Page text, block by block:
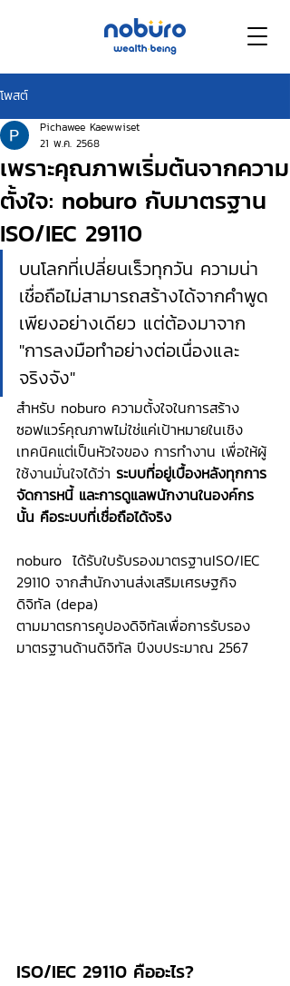
โพสต์
เพราะคุณภาพเริ่มต้นจากความ
ตั้งใจ: noburo กับมาตรฐาน
ISO/IEC 29110
Pichawee Kaewwiset
21 พ.ค. 2568
บนโลกที่เปลี่ยนเร็วทุกวัน ความน่า
เชื่อถือไม่สามารถสร้างได้จากคำพูด
เพียงอย่างเดียว แต่ต้องมาจาก
"การลงมือทำอย่างต่อเนื่องและ
จริงจัง"
สำหรับ noburo ความตั้งใจในการสร้าง
ซอฟแวร์คุณภาพไม่ใช่แค่เป้าหมายในเชิง
เทคนิคแต่เป็นหัวใจของ การทำงาน เพื่อให้ผู้
ใช้งานมั่นใจได้ว่า ระบบที่อยู่เบื้องหลังทุกการ
จัดการหนี้ และการดูแลพนักงานในองค์กร
นั้น คือระบบที่เชื่อถือได้จริง
noburo  ได้รับใบรับรองมาตรฐานISO/IEC
29110 จากสำนักงานส่งเสริมเศรษฐกิจ
ดิจิทัล (depa)
ตามมาตรการคูปองดิจิทัลเพื่อการรับรอง
มาตรฐานด้านดิจิทัล ปีงบประมาณ 2567
ISO/IEC 29110 คืออะไร?